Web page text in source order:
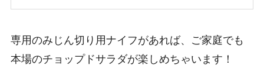
専用のみじん切り用ナイフがあれば、ご家庭でも
本場のチョップドサラダが楽しめちゃいます！